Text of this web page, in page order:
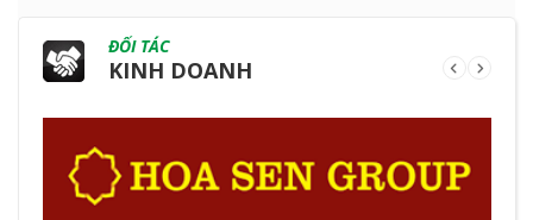
ĐỐI TÁC
KINH DOANH